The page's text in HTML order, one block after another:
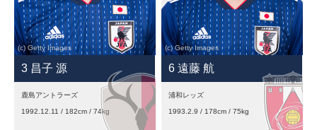
3 昌子 源
鹿島アントラーズ
1992.12.11 / 182cm / 74kg
6 遠藤 航
浦和レッズ
1993.2.9 / 178cm / 75kg